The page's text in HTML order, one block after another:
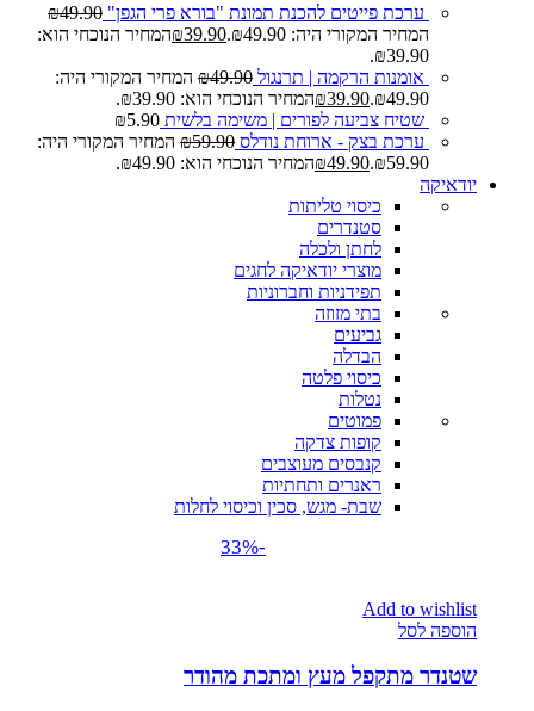
ערכת פייטים להכנת תמונת "בורא פרי הגפן" ₪49.90
המחיר המקורי היה: ₪49.90.
₪39.90
המחיר הנוכחי הוא:
₪39.90.
אומנות הרקמה | תרנגול
₪49.90
המחיר המקורי היה:
₪49.90.
₪39.90
המחיר הנוכחי הוא: ₪39.90.
שטיח צביעה לפורים | משימה בלשית
₪5.90
ערכת בצק - ארוחת נודלס
₪59.90
המחיר המקורי היה:
₪59.90.
₪49.90
המחיר הנוכחי הוא: ₪49.90.
יודאיקה
כיסוי טליתות
סטנדרים
לחתן ולכלה
מוצרי יודאיקה לחגים
תפידניות וחברוניות
בתי מזוזה
גביעים
הבדלה
כיסוי פלטה
נטלות
פמוטים
קופות צדקה
קנבסים מעוצבים
ראנרים ותחתיות
שבת- מגש, סכין וכיסוי לחלות
-33%
Add to wishlist
הוספה לסל
שטנדר מתקפל מעץ ומתכת מהודר